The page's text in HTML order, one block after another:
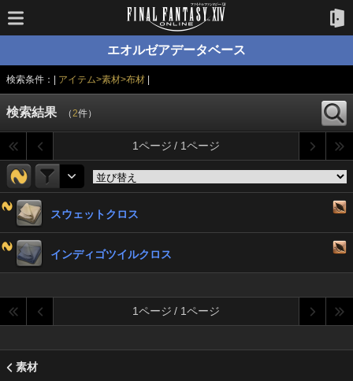
エオルゼアデータベース
検索条件：| アイテム>素材>布材|
検索結果 （2件）
1ページ / 1ページ
スウェットクロス
インディゴツイルクロス
1ページ / 1ページ
素材